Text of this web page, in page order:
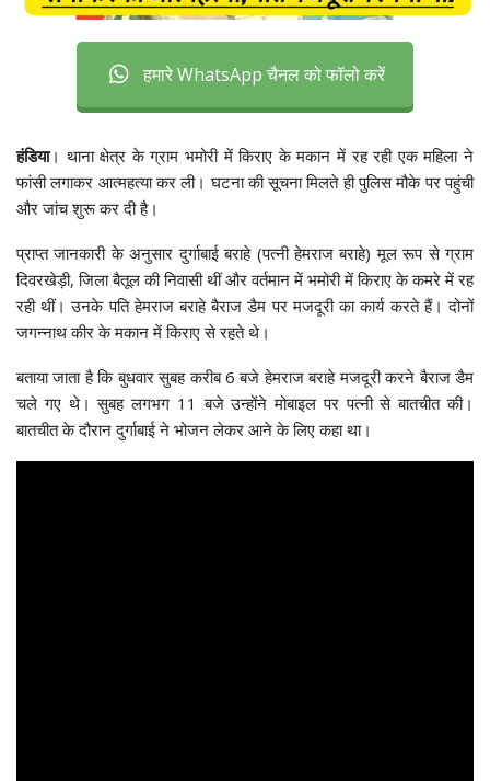
हमारे WhatsApp चैनल को फॉलो करें
हंडिया। थाना क्षेत्र के ग्राम भमोरी में किराए के मकान में रह रही एक महिला ने
फांसी लगाकर आत्महत्या कर ली। घटना की सूचना मिलते ही पुलिस मौके पर पहुंची
और जांच शुरू कर दी है।
प्राप्त जानकारी के अनुसार दुर्गाबाई बराहे (पत्नी हेमराज बराहे) मूल रूप से ग्राम
दिवरखेड़ी, जिला बैतूल की निवासी थीं और वर्तमान में भमोरी में किराए के कमरे में रह
रही थीं। उनके पति हेमराज बराहे बैराज डैम पर मजदूरी का कार्य करते हैं। दोनों
जगन्नाथ कीर के मकान में किराए से रहते थे।
बताया जाता है कि बुधवार सुबह करीब 6 बजे हेमराज बराहे मजदूरी करने बैराज डैम
चले गए थे। सुबह लगभग 11 बजे उन्होंने मोबाइल पर पत्नी से बातचीत की।
बातचीत के दौरान दुर्गाबाई ने भोजन लेकर आने के लिए कहा था।